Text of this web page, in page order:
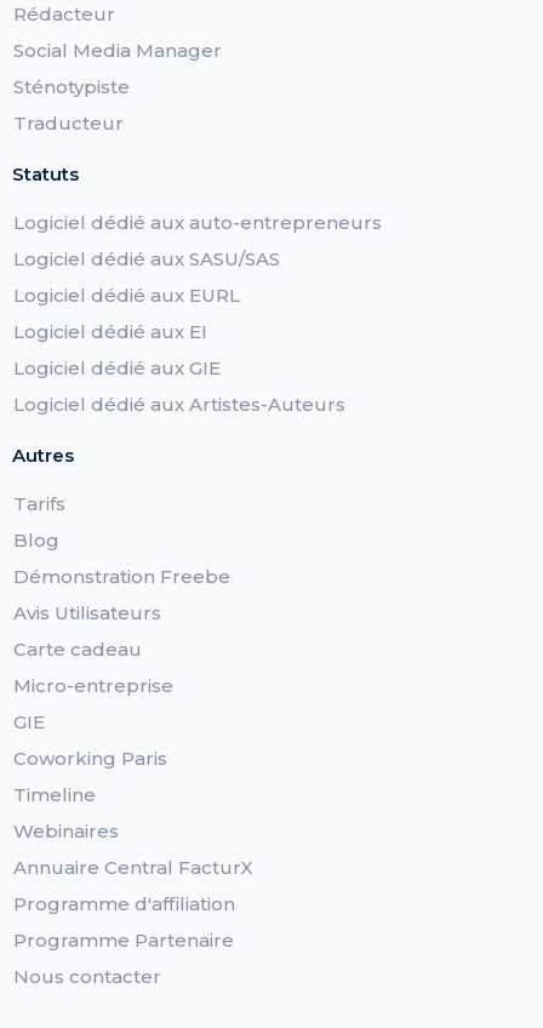
Rédacteur
Social Media Manager
Sténotypiste
Traducteur
Statuts
Logiciel dédié aux auto-entrepreneurs
Logiciel dédié aux SASU/SAS
Logiciel dédié aux EURL
Logiciel dédié aux EI
Logiciel dédié aux GIE
Logiciel dédié aux Artistes-Auteurs
Autres
Tarifs
Blog
Démonstration Freebe
Avis Utilisateurs
Carte cadeau
Micro-entreprise
GIE
Coworking Paris
Timeline
Webinaires
Annuaire Central FacturX
Programme d'affiliation
Programme Partenaire
Nous contacter